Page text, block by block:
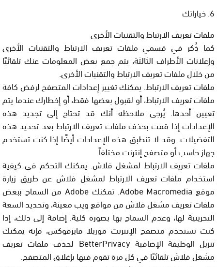
6. خياراتك
ملفات تعريف الارتباط والتقنيات الأخرى
كما ذُكر في قسمي ملفات تعريف الارتباط والتقنيات الأخرى
وإعلانات الأطراف الثالثة، يتم جمع بعض المعلومات عنك تلقائيًا
من خلال ملفات تعريف الارتباط والتقنيات الأخرى.
ملفات تعريف الارتباط. يمكنك تغيير إعدادات المتصفح لرفض كافة
ملفات تعريف الارتباط، أو لقبول بعضها فقط، أو إخطارك عندما يتم
تعيين أحدها. يُرجى ملاحظة أنك قد تحتاج إلى تجديد هذه
الإعدادات إذا قمت بحذف ملفات تعريف الارتباط بعد تحديد هذه
التفضيلات. وقد لا تنطبق هذه الإعدادات أيضًا إذا كنت تستخدم
جهاز حاسب أو متصفح إنترنت مختلفاً.
ملفات تعريف الارتباط لمشغل فلاش. يمكنك التحكم في كيفية
استخدام ملفات تعريف الارتباط لمشغل فلاش عن طريق زيارة
موقع Adobe Macromedia. تمكنك Adobe من السماح ببعض
ملفات تعريف مشغل فلاش من مواقع ويب معينة، وتحديد السعة
التخزينية لها، وعدم السماح بها بصورة كلية. إضافة إلى ذلك، إذا
كنت تستخدم متصفح الإنترنت موزيلا فايرفوكس، فإنه يمكنك
تنزيل الوظيفة الإضافية BetterPrivacy لحذف ملفات تعريف
مشغل فلاش تلقائيًا في كل مرة تقوم فيها بإغلاق المتصفح.